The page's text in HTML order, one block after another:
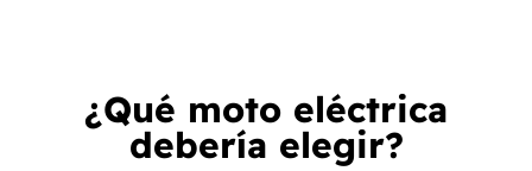
¿Qué moto eléctrica
debería elegir?